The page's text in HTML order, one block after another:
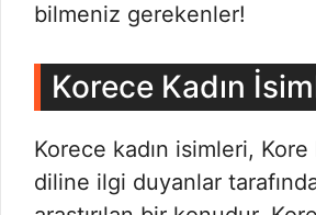
bilmeniz gerekenler!
Korece Kadın
Korece kadın isimleri,
diline ilgi duyanlar